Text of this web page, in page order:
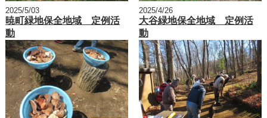
2025/5/03
暁町緑地保全地域 定例活
動
2025/4/26
大谷緑地保全地域 定例活
動